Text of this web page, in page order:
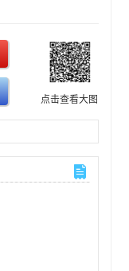
点击查看大图